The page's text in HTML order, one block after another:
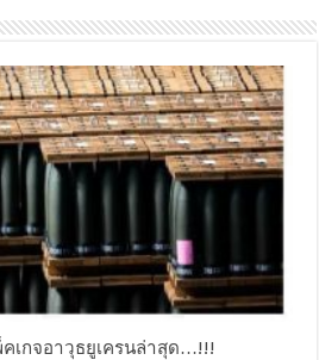
เกจอาวุธยูเครนล่าสุด…!!!